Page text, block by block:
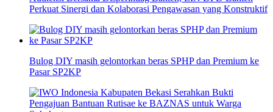
Perkuat Sinergi dan Kolaborasi Pengawasan yang Konstruktif
Bulog DIY masih gelontorkan beras SPHP dan Premium ke
Pasar SP2KP